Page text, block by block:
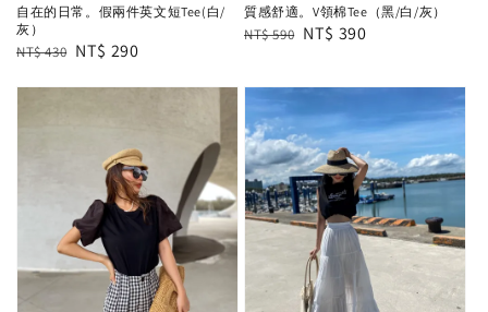
自在的日常。假兩件英文短Tee(白/
灰）
Regular
NT$ 430 Sale
NT$ 290
質感舒適。V領棉Tee（黑/白/灰）
Regular
NT$ 590 Sale
NT$ 390